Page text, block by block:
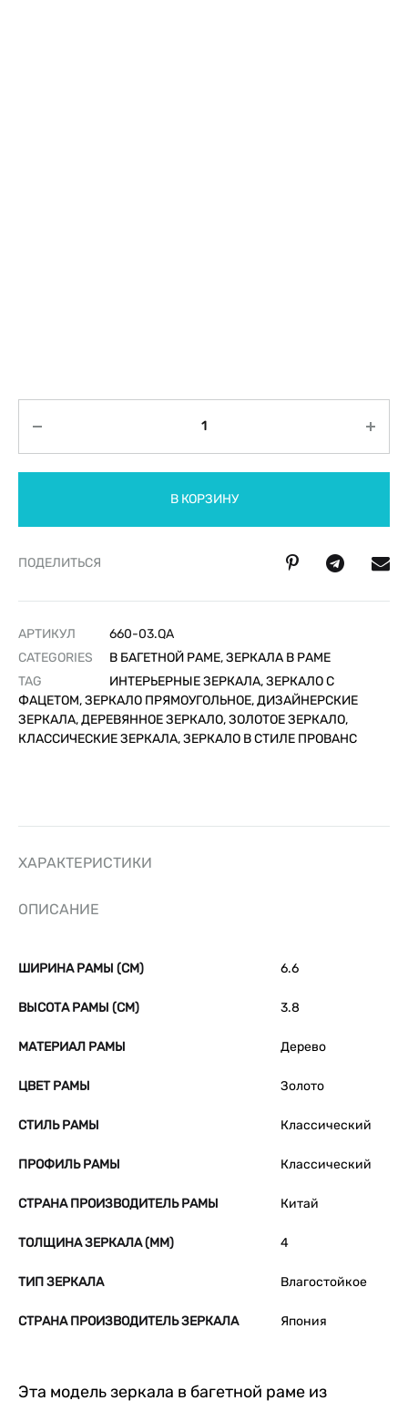
В КОРЗИНУ
ПОДЕЛИТЬСЯ
АРТИКУЛ
660-03.QA
CATEGORIES
В БАГЕТНОЙ РАМЕ,ЗЕРКАЛА В РАМЕ
TAG
ИНТЕРЬЕРНЫЕ ЗЕРКАЛА, ЗЕРКАЛО С
ФАЦЕТОМ, ЗЕРКАЛО ПРЯМОУГОЛЬНОЕ, ДИЗАЙНЕРСКИЕ
ЗЕРКАЛА, ДЕРЕВЯННОЕ ЗЕРКАЛО, ЗОЛОТОЕ ЗЕРКАЛО,
КЛАССИЧЕСКИЕ ЗЕРКАЛА, ЗЕРКАЛО В СТИЛЕ ПРОВАНС
ХАРАКТЕРИСТИКИ
ОПИСАНИЕ
ШИРИНА РАМЫ (СМ) 6.6
ВЫСОТА РАМЫ (СМ) 3.8
МАТЕРИАЛ РАМЫ Дерево
ЦВЕТ РАМЫ Золото
СТИЛЬ РАМЫ Классический
ПРОФИЛЬ РАМЫ Классический
СТРАНА ПРОИЗВОДИТЕЛЬ РАМЫ Китай
ТОЛЩИНА ЗЕРКАЛА (ММ) 4
ТИП ЗЕРКАЛА Влагостойкое
СТРАНА ПРОИЗВОДИТЕЛЬ ЗЕРКАЛА Япония
Эта модель зеркала в багетной раме из